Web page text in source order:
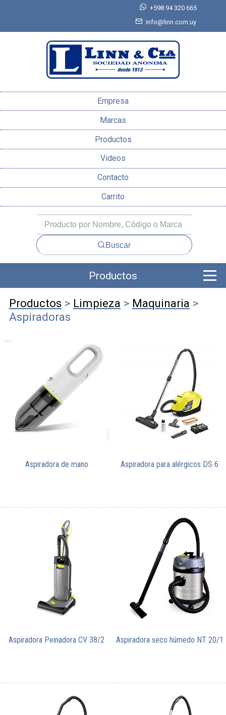
+598 94 320 665
info@linn.com.uy
Empresa
Marcas
Productos
Videos
Contacto
Carrito
Buscar
Productos
Productos > Limpieza > Maquinaria >
Aspiradoras
Aspiradora de mano Aspiradora para alérgicos DS 6
Aspiradora Peinadora CV 38/2 Aspiradora seco húmedo NT 20/1